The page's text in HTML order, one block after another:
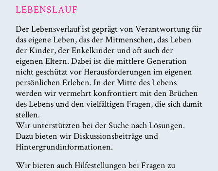
LEBENSLAUF
Der Lebensverlauf ist geprägt von Verantwortung für
das eigene Leben, das der Mitmenschen, das Leben
der Kinder, der Enkelkinder und oft auch der
eigenen Eltern. Dabei ist die mittlere Generation
nicht geschützt vor Herausforderungen im eigenen
persönlichen Erleben. In der Mitte des Lebens
werden wir vermehrt konfrontiert mit den Brüchen
des Lebens und den vielfältigen Fragen, die sich damit
stellen.
Wir unterstützten bei der Suche nach Lösungen.
Dazu bieten wir Diskussionsbeiträge und
Hintergrundinformationen.
Wir bieten auch Hilfestellungen bei Fragen zu